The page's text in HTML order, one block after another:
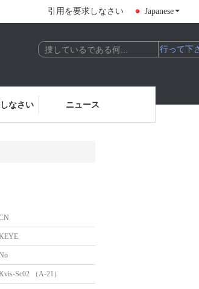
引用を要求しなさい Japanese
なさい ニュース
Sc02 （A-21）